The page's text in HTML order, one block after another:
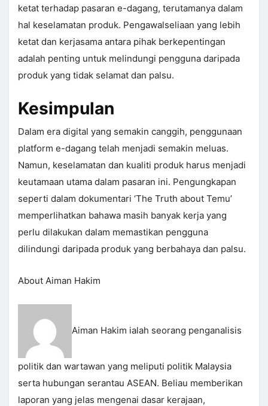
ketat terhadap pasaran e-dagang, terutamanya dalam
hal keselamatan produk. Pengawalseliaan yang lebih
ketat dan kerjasama antara pihak berkepentingan
adalah penting untuk melindungi pengguna daripada
produk yang tidak selamat dan palsu.
Kesimpulan
Dalam era digital yang semakin canggih, penggunaan
platform e-dagang telah menjadi semakin meluas.
Namun, keselamatan dan kualiti produk harus menjadi
keutamaan utama dalam pasaran ini. Pengungkapan
seperti dalam dokumentari ‘The Truth about Temu’
memperlihatkan bahawa masih banyak kerja yang
perlu dilakukan dalam memastikan pengguna
dilindungi daripada produk yang berbahaya dan palsu.
About Aiman Hakim
Aiman Hakim ialah seorang penganalisis
politik dan wartawan yang meliputi politik Malaysia
serta hubungan serantau ASEAN. Beliau memberikan
laporan yang jelas mengenai dasar kerajaan,